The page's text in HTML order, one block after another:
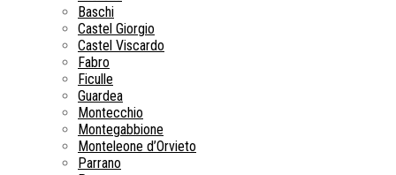
Baschi
Castel Giorgio
Castel Viscardo
Fabro
Ficulle
Guardea
Montecchio
Montegabbione
Monteleone d’Orvieto
Parrano